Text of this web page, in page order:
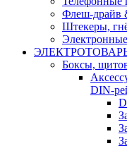
Флеш-драйв
Штекеры,
Боксы,
DIN-